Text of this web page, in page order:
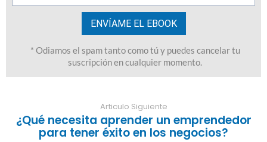
Articulo Siguiente
¿Qué necesita aprender un emprendedor
para tener éxito en los negocios?